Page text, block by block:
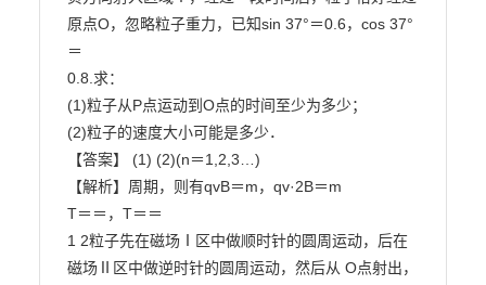
原点O，忽略粒子重力，已知sin 37°＝0.6，cos 37°
＝
0.8.求：
(1)粒子从P点运动到O点的时间至少为多少；
(2)粒子的速度大小可能是多少．
【答案】 (1) (2)(n＝1,2,3…)
【解析】周期，则有qvB＝m，qv·2B＝m
T＝＝，T＝＝
1 2粒子先在磁场Ⅰ区中做顺时针的圆周运动，后在
磁场Ⅱ区中做逆时针的圆周运动，然后从 O点射出，